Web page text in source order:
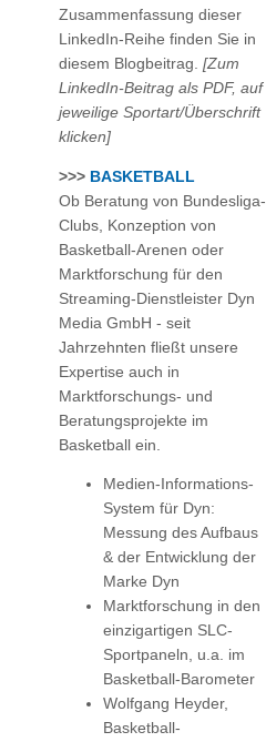
Zusammenfassung dieser
LinkedIn-Reihe finden Sie in
diesem Blogbeitrag.[Zum
LinkedIn-Beitrag als PDF, auf
jeweilige Sportart/Überschrift
klicken]
>>> BASKETBALL
Ob Beratung von Bundesliga-
Clubs, Konzeption von
Basketball-Arenen oder
Marktforschung für den
Streaming-Dienstleister Dyn
Media GmbH - seit
Jahrzehnten fließt unsere
Expertise auch in
Marktforschungs- und
Beratungsprojekte im
Basketball ein.
Medien-Informations-
System für Dyn:
Messung des Aufbaus
& der Entwicklung der
Marke Dyn
Marktforschung in den
einzigartigen SLC-
Sportpaneln, u.a. im
Basketball-Barometer
Wolfgang Heyder,
Basketball-